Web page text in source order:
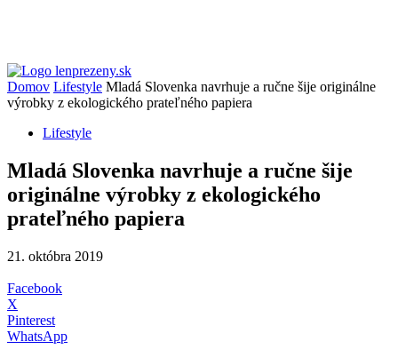
Domov Lifestyle Mladá Slovenka navrhuje a ručne šije originálne
výrobky z ekologického prateľného papiera
Lifestyle
Mladá Slovenka navrhuje a ručne šije
originálne výrobky z ekologického
prateľného papiera
21. októbra 2019
Facebook
X
Pinterest
WhatsApp